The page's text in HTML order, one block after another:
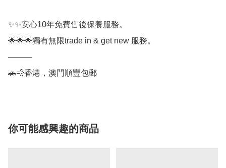
✨✨安心10年免費售後保養服務。
🌟🌟🌟獨有無限trade in & get new 服務。
———
🚗💨香港，澳門順豐包郵
你可能感興趣的商品